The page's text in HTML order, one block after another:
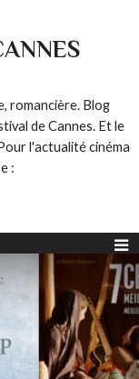
romancière. Blog
de Cannes. Et le
l'actualité cinéma
: